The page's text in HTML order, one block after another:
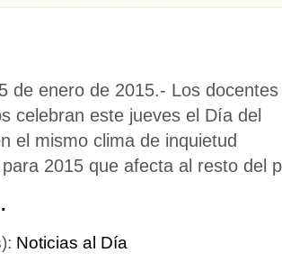
de enero de 2015.- Los docentes
celebran este jueves el Día del
el mismo clima de inquietud
2015 que afecta al resto del
Noticias al Día